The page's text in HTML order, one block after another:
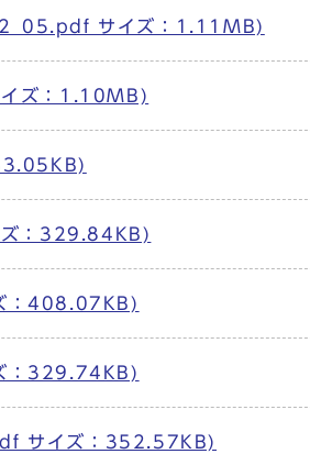
サイズ：1.11MB)
ズ：1.10MB)
：329.84KB)
：408.07KB)
：329.74KB)
サイズ：352.57KB)